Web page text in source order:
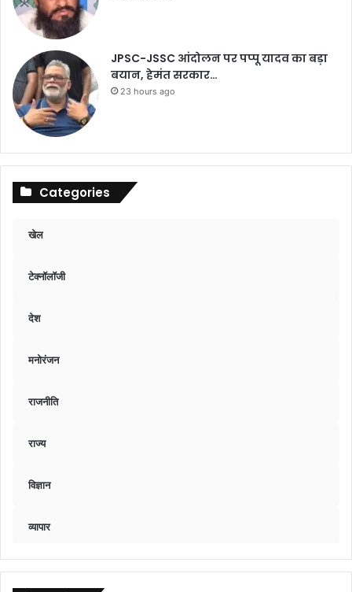
JPSC-JSSC आंदोलन पर पप्पू यादव का बड़ा
बयान, हेमंत सरकार…
23 hours ago
Categories
खेल
टेक्नॉलॉजी
देश
मनोरंजन
राजनीति
राज्य
विज्ञान
व्यापार